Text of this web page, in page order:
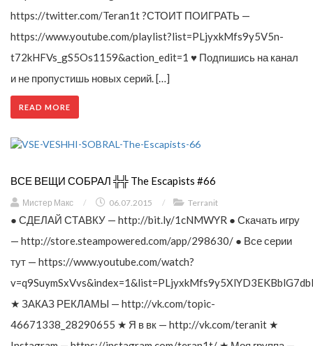
https://twitter.com/Teran1t ?СТОИТ ПОИГРАТЬ —
https://www.youtube.com/playlist?list=PLjyxkMfs9y5V5n-
t72kHFVs_gS5Os1159&action_edit=1 ♥ Подпишись на канал
и не пропустишь новых серий. […]
READ MORE
ВСЕ ВЕЩИ СОБРАЛ ╬╬ The Escapists #66
Мистер Макс / 06.07.2015 / Terranit
● СДЕЛАЙ СТАВКУ — http://bit.ly/1cNMWYR ● Скачать игру
— http://store.steampowered.com/app/298630/ ● Все серии
тут — https://www.youtube.com/watch?
★ ЗАКАЗ РЕКЛАМЫ — http://vk.com/topic-
46671338_28290655 ★ Я в вк — http://vk.com/teranit ★